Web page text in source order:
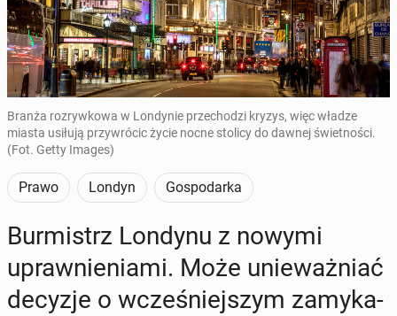
Branża rozrywkowa w Londynie przechodzi kryzys, więc władze
miasta usiłują przywrócic życie nocne stolicy do dawnej świetności.
(Fot. Getty Images)
Prawo Londyn Gospodarka
Bur­mistrz Londynu z nowymi
upraw­nie­nia­mi. Może unie­waż­niać
decyzje o wcze­śniej­szym za­my­ka­